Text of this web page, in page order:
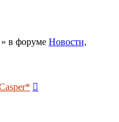
» в форуме Новости,